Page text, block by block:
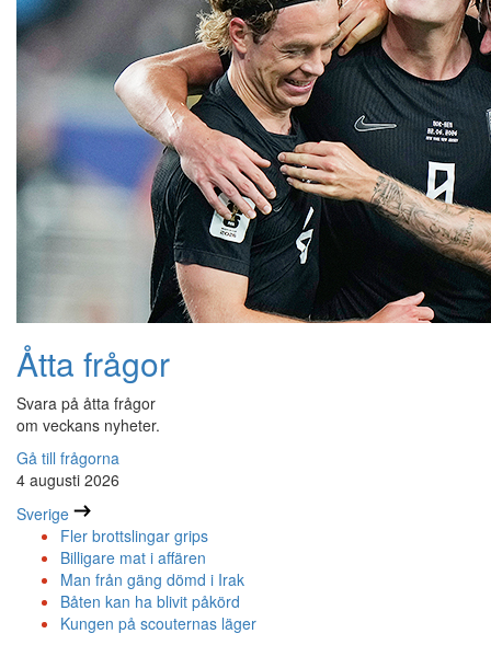
Åtta frågor
Svara på åtta frågor
om veckans nyheter.
Gå till frågorna
4 augusti 2026
Sverige
Fler brottslingar grips
Billigare mat i affären
Man från gäng dömd i Irak
Båten kan ha blivit påkörd
Kungen på scouternas läger